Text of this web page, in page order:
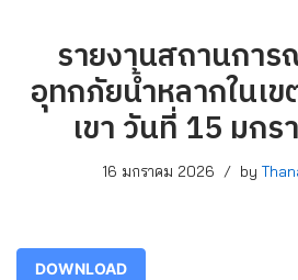
รายงานสถานกา
อุทกภัยน้ำหลากในเ
เขา วันที่ 15 มก
16 มกราคม 2026 by
DOWNLOAD